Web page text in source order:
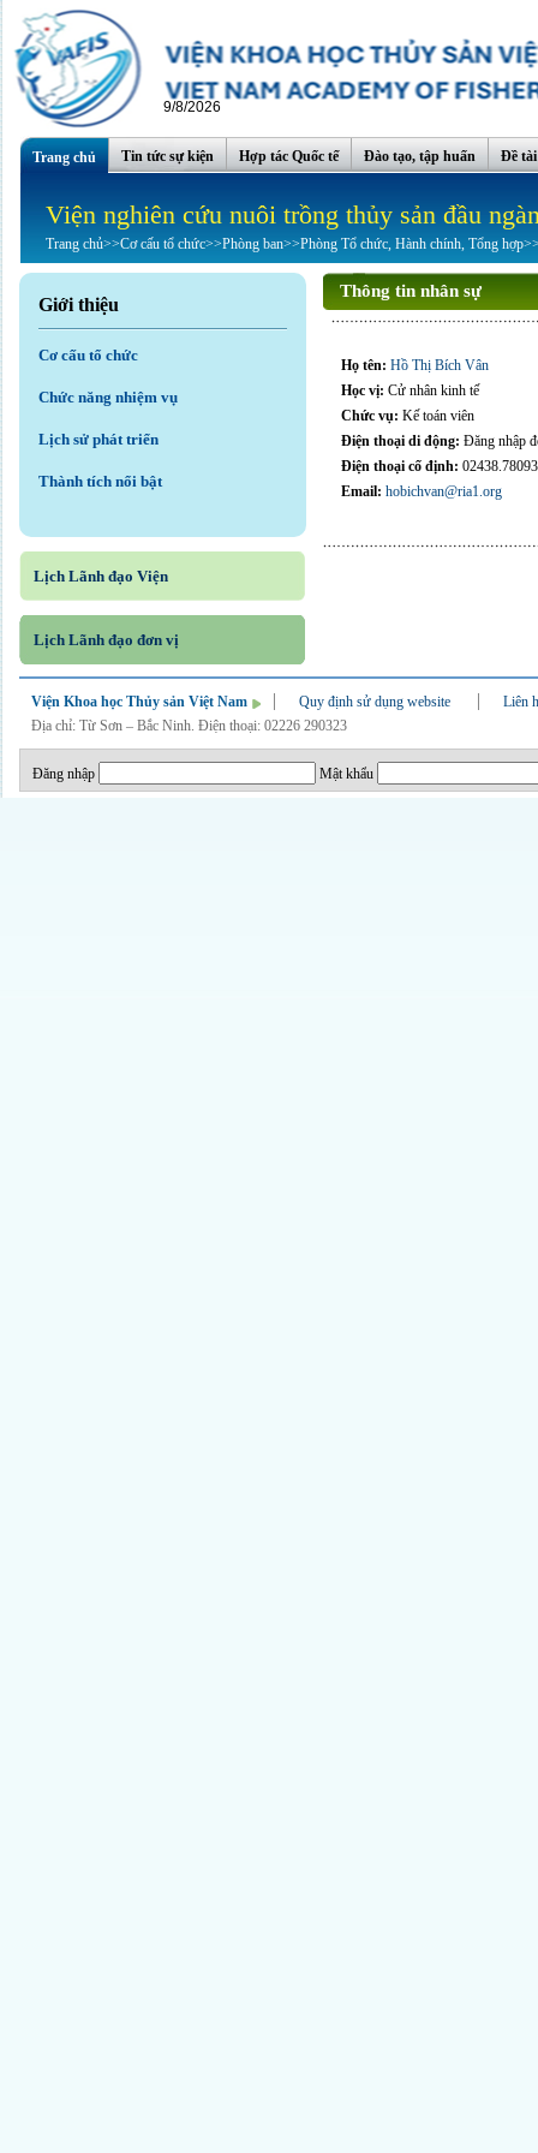
9/8/2026
Trang chủ Tin tức sự kiện Hợp tác Quốc tế Đào tạo, tập huấn Đề
Viện nghiên cứu nuôi trồng thủy sản đầu
Trang chủ>>Cơ cấu tổ chức>>Phòng ban>>Phòng Tổ chức, Hành chính, Tổng hợp
Giới thiệu
Cơ cấu tổ chức
Chức năng nhiệm vụ
Lịch sử phát triển
Thành tích nổi bật
Lịch Lãnh đạo Viện
Lịch Lãnh đạo đơn vị
Thông tin nhân sự
Họ tên: Hồ Thị Bích Vân
Học vị: Cử nhân kinh tế
Chức vụ: Kế toán viên
Điện thoại di động: Đăng nhập
Điện thoại cố định:
Email: hobichvan@ria1.org
Viện Khoa học Thủy sản Việt Nam Quy định sử dụng website
Liên
Địa chỉ: Từ Sơn – Bắc Ninh. Điện thoại: 02226 290323
Đăng nhập Mật khẩu